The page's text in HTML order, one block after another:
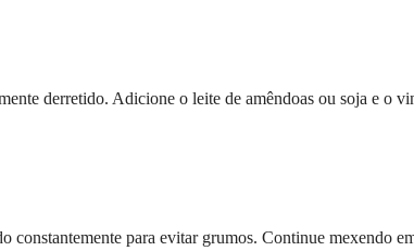
derretido. Adicione o leite de amêndoas ou soja e o
constantemente para evitar grumos. Continue mexendo